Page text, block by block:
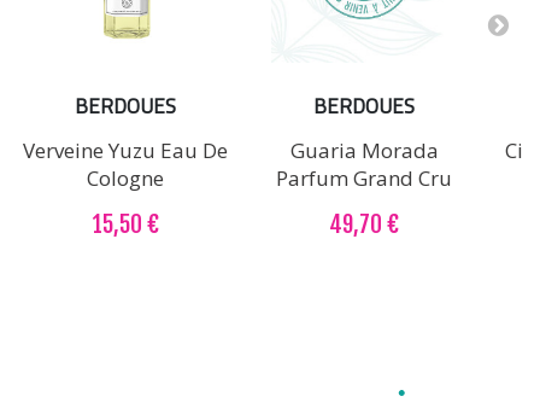
BERDOUES
Verveine Yuzu Eau De
Cologne
15,50 €
BERDOUES
Guaria Morada
Parfum Grand Cru
49,70 €